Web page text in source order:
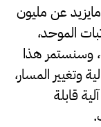
عن مليون
الموحد،
87 ألف موظف، وسنستمر هذا
وتغيير المسار،
قابلة